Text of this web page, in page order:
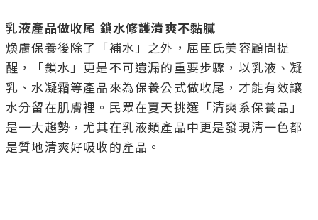
乳液產品做收尾 鎖水修護清爽不黏膩
煥膚保養後除了「補水」之外，屈臣氏美容顧問提
醒，「鎖水」更是不可遺漏的重要步驟，以乳液、凝
乳、水凝霜等產品來為保養公式做收尾，才能有效讓
水分留在肌膚裡。民眾在夏天挑選「清爽系保養品」
是一大趨勢，尤其在乳液類產品中更是發現清一色都
是質地清爽好吸收的產品。